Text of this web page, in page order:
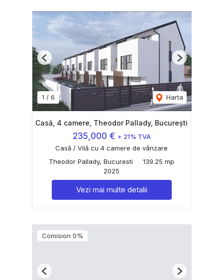
1 / 6 Harta
Previous Next
Casă, 4 camere, Theodor Pallady, București
235,000 € + 21% TVA
Casă / Vilă cu 4 camere de vânzare
Theodor Pallady, Bucuresti
139.25 mp
2025
Vezi mai multe detalii
Comision 0%
Previous Next